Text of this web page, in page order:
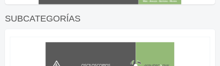
SUBCATEGORÍAS